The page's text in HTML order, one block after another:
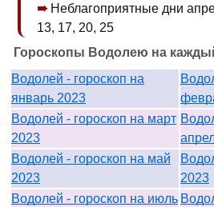
Неблагоприятные дни
13, 17, 20, 25
Гороскопы Водолею на
Водолей - гороскоп на
январь 2023
Водолей - гороскоп на март
2023
Водолей - гороскоп на май
2023
2023
Водолей - гороскоп на июль